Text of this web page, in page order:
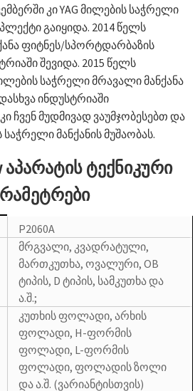
კი YAG მილების საჭრელი
გაიყიდა. 2014 წელს
ფიტნეს/სპორტდარბაზის
შევიდა. 2015 წელს
საჭრელი მრავალი მანქანა
ინდუსტრიაში
ჩვენ მუდმივად ვაუმჯობესებთ და
მანქანის მუშაობას.
აპარატის ტექნიკური
P2060A
მრგვალი, კვადრატული,
მართკუთხა, ოვალური, OB
ტიპის, D ტიპის, სამკუთხა და
ა.შ.;
კუთხის ფოლადი, არხის
ფოლადი, H-ფორმის
ფოლადი, L-ფორმის
ფოლადი, ფოლადის ზოლი
და ა.შ. (ვარიანტისთვის)